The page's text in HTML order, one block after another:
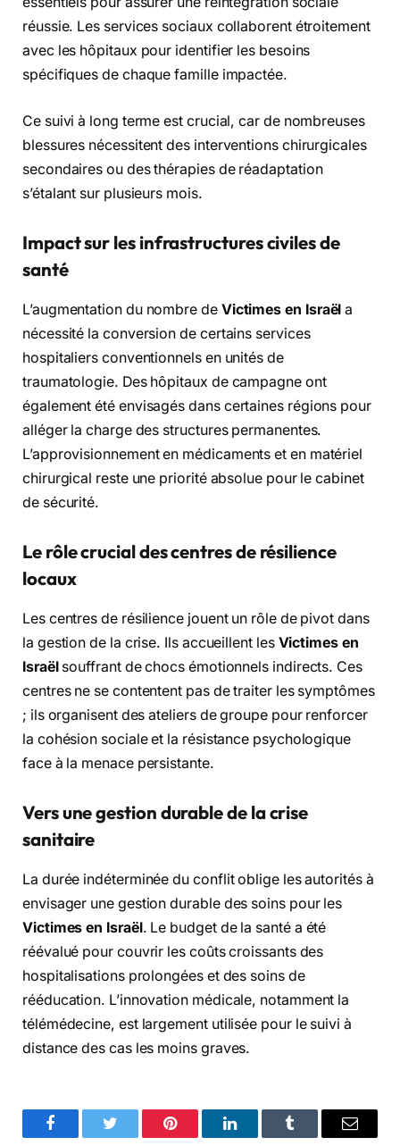
réussie. Les services sociaux collaborent étroitement
avec les hôpitaux pour identifier les besoins
spécifiques de chaque famille impactée.
Ce suivi à long terme est crucial, car de nombreuses
blessures nécessitent des interventions chirurgicales
secondaires ou des thérapies de réadaptation
s’étalant sur plusieurs mois.
Impact sur les infrastructures civiles de
santé
L’augmentation du nombre de Victimes en Israël a
nécessité la conversion de certains services
hospitaliers conventionnels en unités de
traumatologie. Des hôpitaux de campagne ont
également été envisagés dans certaines régions pour
alléger la charge des structures permanentes.
L’approvisionnement en médicaments et en matériel
chirurgical reste une priorité absolue pour le cabinet
de sécurité.
Le rôle crucial des centres de résilience
locaux
Les centres de résilience jouent un rôle de pivot dans
la gestion de la crise. Ils accueillent les Victimes en
Israëlsouffrant de chocs émotionnels indirects. Ces
centres ne se contentent pas de traiter les symptômes
; ils organisent des ateliers de groupe pour renforcer
la cohésion sociale et la résistance psychologique
face à la menace persistante.
Vers une gestion durable de la crise
sanitaire
La durée indéterminée du conflit oblige les autorités à
envisager une gestion durable des soins pour les
Victimes en Israël. Le budget de la santé a été
réévalué pour couvrir les coûts croissants des
hospitalisations prolongées et des soins de
rééducation. L’innovation médicale, notamment la
télémédecine, est largement utilisée pour le suivi à
distance des cas les moins graves.
FacebookTwitter Pinterest LinkedInTumblr Email